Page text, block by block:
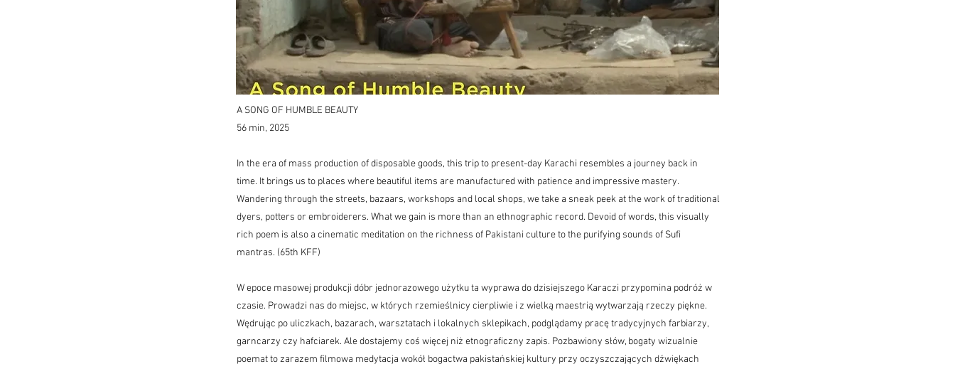
A SONG OF HUMBLE BEAUTY
56 min, 2025
In the era of mass production of disposable goods, this trip to present-day Karachi resembles a journey back in
time. It brings us to places where beautiful items are manufactured with patience and impressive mastery.
Wandering through the streets, bazaars, workshops and local shops, we take a sneak peek at the work of traditional
dyers, potters or embroiderers. What we gain is more than an ethnographic record. Devoid of words, this visually
rich poem is also a cinematic meditation on the richness of Pakistani culture to the purifying sounds of Sufi
mantras. (65th KFF)
W epoce masowej produkcji dóbr jednorazowego użytku ta wyprawa do dzisiejszego Karaczi przypomina podróż w
czasie. Prowadzi nas do miejsc, w których rzemieślnicy cierpliwie i z wielką maestrią wytwarzają rzeczy piękne.
Wędrując po uliczkach, bazarach, warsztatach i lokalnych sklepikach, podglądamy pracę tradycyjnych farbiarzy,
garncarzy czy hafciarek. Ale dostajemy coś więcej niż etnograficzny zapis. Pozbawiony słów, bogaty wizualnie
poemat to zarazem filmowa medytacja wokół bogactwa pakistańskiej kultury przy oczyszczających dźwiękach